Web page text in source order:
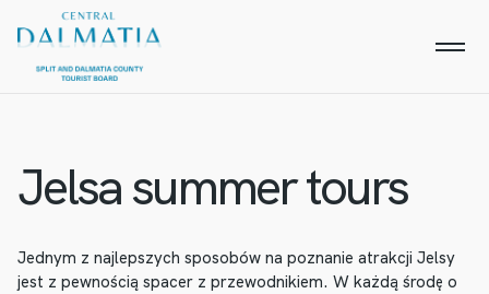
Jelsa summer tours
Jednym z najlepszych sposobów na poznanie atrakcji Jelsy
jest z pewnością spacer z przewodnikiem. W każdą środę o